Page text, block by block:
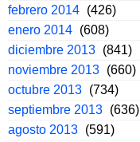
febrero 2014 (426)
enero 2014 (608)
diciembre 2013 (841)
noviembre 2013 (660)
octubre 2013 (734)
septiembre 2013 (636)
agosto 2013 (591)